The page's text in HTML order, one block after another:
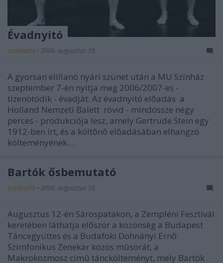
Évadnyitó
szinhazhu • 2006. augusztus 10.
A gyorsan elillanó nyári szünet után a MU Színház
szeptember 7-én nyitja meg 2006/2007-es -
tizenötödik - évadját. Az évadnyitó elõadás a
Holland Nemzeti Balett rövid - mindössze négy
perces - produkciója lesz, amely Gertrude Stein egy
1912-ben írt, és a költõnõ elõadásában elhangzó
költeményének…
Bartók ősbemutató
szinhazhu • 2006. augusztus 10.
Augusztus 12-én Sárospatakon, a Zempléni Fesztivál
keretében láthatja elõször a közönség a Budapest
Táncegyüttes és a Budafoki Dohnányi Ernõ
Szimfonikus Zenekar közös mûsorát, a
Makrokozmosz címû tánckölteményt, mely Bartók